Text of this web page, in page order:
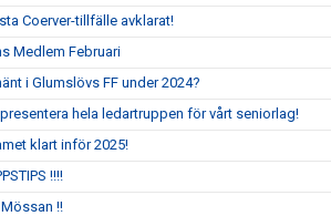
Coerver-tillfälle avklarat!
Medlem Februari
i Glumslövs FF under 2024?
hela ledartruppen för vårt seniorlag!
klart inför 2025!
!!!!
!!